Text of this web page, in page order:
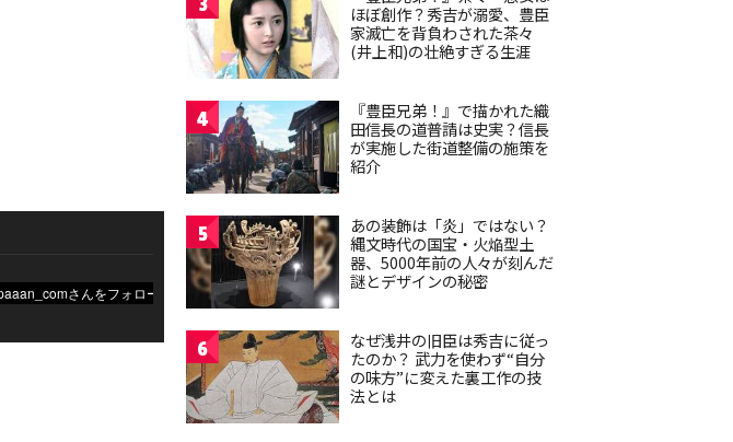
ほぼ創作？秀吉が溺愛、豊臣
家滅亡を背負わされた茶々
(井上和)の壮絶すぎる生涯
4
『豊臣兄弟！』で描かれた織
田信長の道普請は史実？信長
が実施した街道整備の施策を
紹介
5
あの装飾は「炎」ではない？
縄文時代の国宝・火焔型土
器、5000年前の人々が刻んだ
謎とデザインの秘密
6
なぜ浅井の旧臣は秀吉に従っ
たのか？ 武力を使わず“自分
の味方”に変えた裏工作の技
法とは